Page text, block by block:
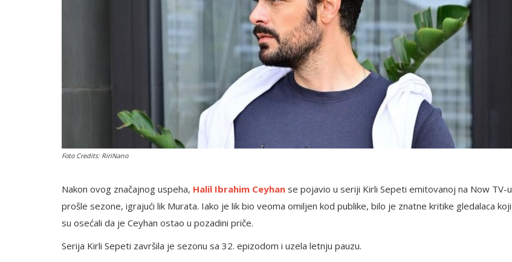
Foto Credits: RiriNano
Nakon ovog značajnog uspeha, Halil Ibrahim Ceyhan se pojavio u seriji Kirli Sepeti emitovanoj na Now TV-u
prošle sezone, igrajući lik Murata. Iako je lik bio veoma omiljen kod publike, bilo je znatne kritike gledalaca koji
su osećali da je Ceyhan ostao u pozadini priče.
Serija Kirli Sepeti završila je sezonu sa 32. epizodom i uzela letnju pauzu.